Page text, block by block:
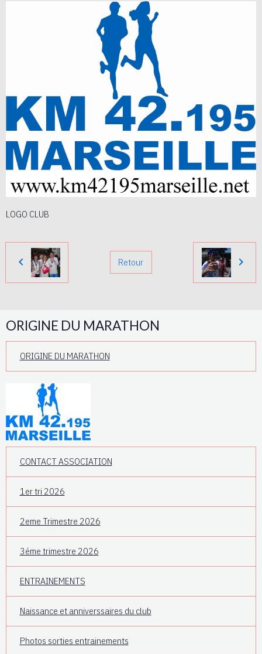
LOGO CLUB
Retour
ORIGINE DU MARATHON
ORIGINE DU MARATHON
CONTACT ASSOCIATION
1er tri 2026
2eme Trimestre 2026
3éme trimestre 2026
ENTRAINEMENTS
Naissance et anniverssaires du club
Photos sorties entrainements